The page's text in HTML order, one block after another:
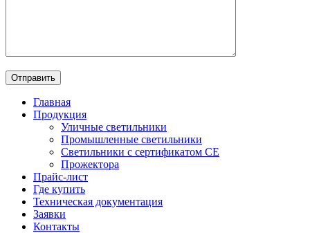
Главная
Продукция
Уличные светильники
Промышленные светильники
Светильники с сертификатом СЕ
Прожектора
Прайс-лист
Где купить
Техническая документация
Заявки
Контакты